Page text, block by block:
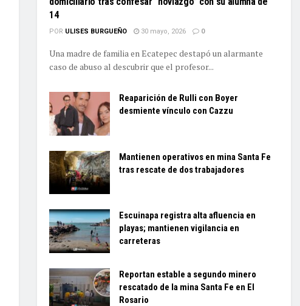
14
POR ULISES BURGUEÑO 30 mayo, 2026 0
Una madre de familia en Ecatepec destapó un alarmante
caso de abuso al descubrir que el profesor...
Reaparición de Rulli con Boyer
desmiente vínculo con Cazzu
Mantienen operativos en mina Santa Fe
tras rescate de dos trabajadores
Escuinapa registra alta afluencia en
playas; mantienen vigilancia en
carreteras
Reportan estable a segundo minero
rescatado de la mina Santa Fe en El
Rosario